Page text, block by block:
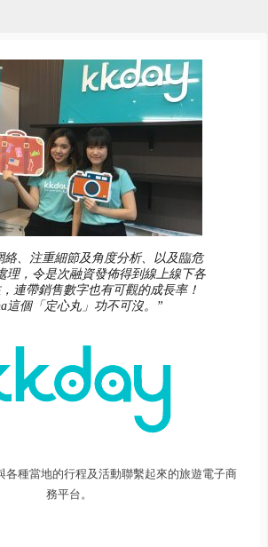
絡、注重細節及角度分析、以及臨危
理，令是次融資發佈得到線上線下各
連帶銷售數字也有可觀的成長率！
這個「定心丸」功不可沒。”
各種當地的行程及活動聯繫起來的旅遊電子商
務平台。